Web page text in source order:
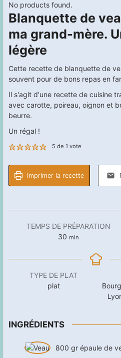
No products found.
Blanquette de
ma grand-mère.
légère
Cette recette de blanquette de
souvent pour de bons repas en
Il s'agit d'une recette de cuisine
avec carotte, poireau, oignon et
beurre.
Un régal !
5 de 1 vote
Imprimer la recette
TEMPS DE PRÉPARATION
30 minutes
min
TYPE DE PLAT
plat
INGRÉDIENTS
800 gr épaule de